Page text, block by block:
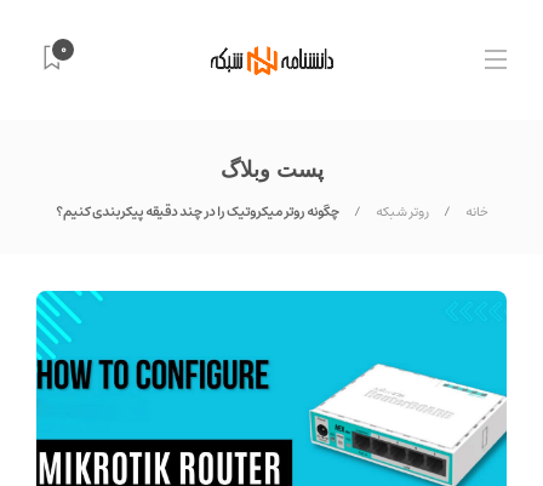
0
پست وبلاگ
خانه روتر شبکه چگونه روتر میکروتیک را در چند دقیقه پیکربندی کنیم؟